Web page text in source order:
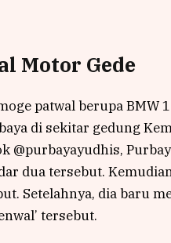
Motor Gede
patwal berupa BMW
di sekitar gedung
@purbayayudhis,
dua tersebut.
Setelahnya, dia baru
tersebut.